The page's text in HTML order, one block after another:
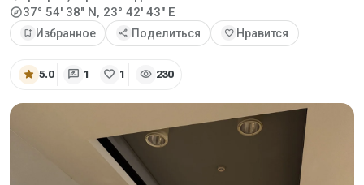
explore37° 54' 38" N, 23° 42' 43" E
bookmark_add Избранное share Поделиться favorite Нравится
star 5.0 rate_review 1 favorite 1 visibility 230